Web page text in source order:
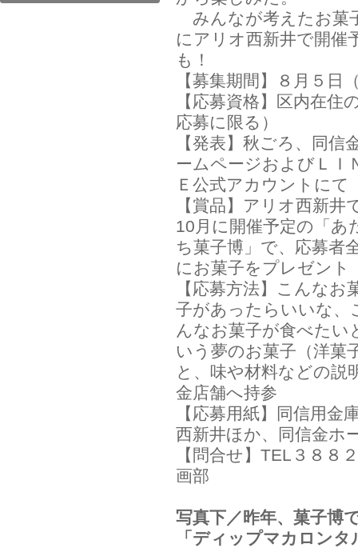
みんなが考えたお菓
にアリオ西新井で開催
も！
【募集期間】８月５日
【応募資格】区内在住
応募に限る）
【発表】秋ごろ、同信
ームページおよびＬＩ
Ｅ公式アカウントにて
【賞品】アリオ西新井
10月に開催予定の「あ
ち菓子博」で、応募者
にお菓子をプレゼント
【応募方法】こんなお
子があったらいいな、
んなお菓子が食べたい
いう夢のお菓子（洋菓
と、味や材料などの説
金店舗へ持参
【応募用紙】同信用
西新井ほか、同信金ホ
【問合せ】TEL３８８
画部
写真下／昨年、菓子博
「ディップマカロンタ